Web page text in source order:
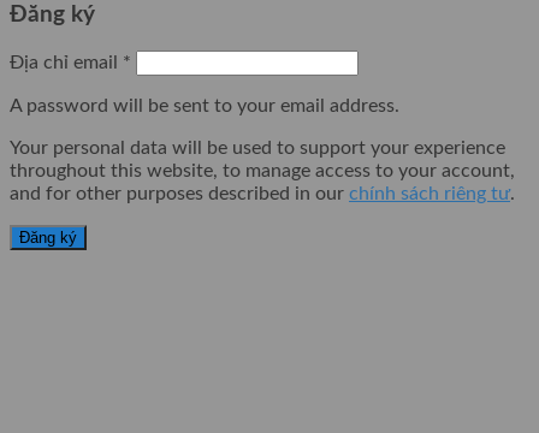
Đăng ký
Địa chỉ email *
A password will be sent to your email address.
Your personal data will be used to support your experience
throughout this website, to manage access to your account,
and for other purposes described in our chính sách riêng tư.
Đăng ký